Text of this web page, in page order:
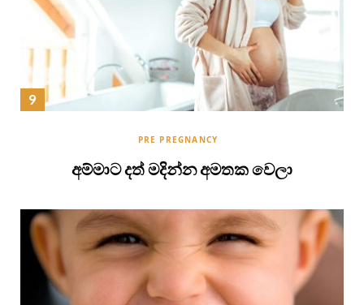
PRE PREGNANCY
අම්මාට දත් මදින්න අමතක වෙලා